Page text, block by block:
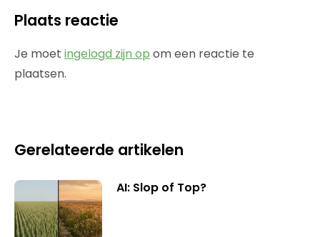
Plaats reactie
Je moet ingelogd zijn op om een reactie te
plaatsen.
Gerelateerde artikelen
AI: Slop of Top?